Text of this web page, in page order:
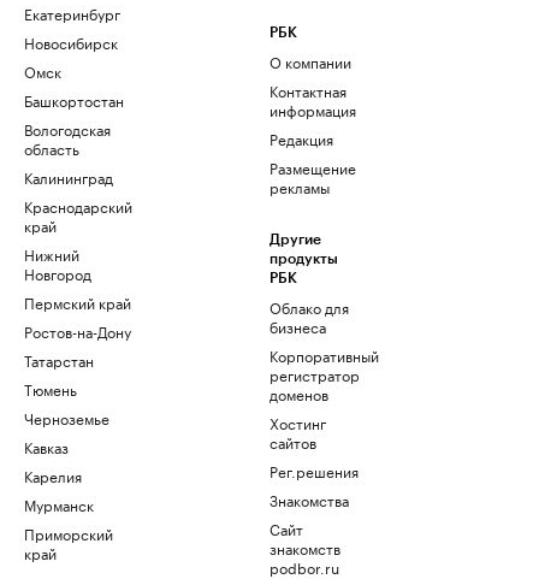
Екатеринбург
Новосибирск
Омск
Башкортостан
Вологодская
область
Калининград
Краснодарский
край
Нижний
Новгород
Пермский край
Ростов-на-Дону
Татарстан
Тюмень
Черноземье
Кавказ
Карелия
Мурманск
Приморский
край
РБК
О компании
Контактная
информация
Редакция
Размещение
рекламы
Другие
продукты
РБК
Облако для
бизнеса
Корпоративный
регистратор
доменов
Хостинг
сайтов
Рег.решения
Знакомства
Сайт
знакомств
podbor.ru